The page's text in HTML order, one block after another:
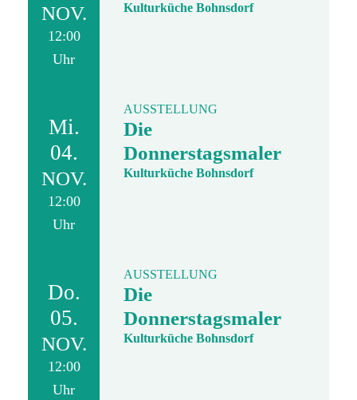
NOV.
12:00
Uhr
Kulturküche Bohnsdorf
Mi.
04.
NOV.
12:00
Uhr
AUSSTELLUNG
Die
Donnerstagsmaler
Kulturküche Bohnsdorf
Do.
05.
NOV.
12:00
Uhr
AUSSTELLUNG
Die
Donnerstagsmaler
Kulturküche Bohnsdorf